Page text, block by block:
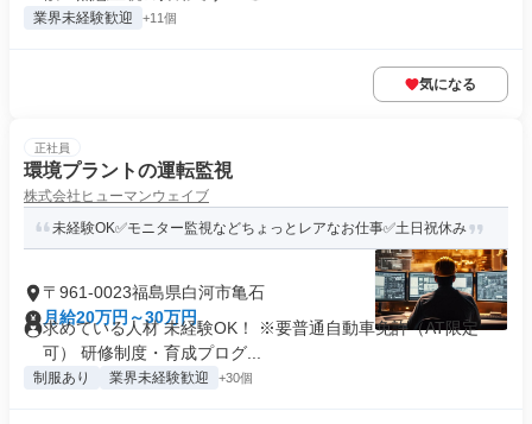
業界未経験歓迎 +11個
気になる
正社員
環境プラントの運転監視
株式会社ヒューマンウェイブ
未経験OK✅モニター監視などちょっとレアなお仕事✅土日祝休み
〒961-0023福島県白河市亀石
月給20万円～30万円
求めている人材 未経験OK！ ※要普通自動車免許（AT限定
可） 研修制度・育成プログ...
制服あり 業界未経験歓迎 +30個